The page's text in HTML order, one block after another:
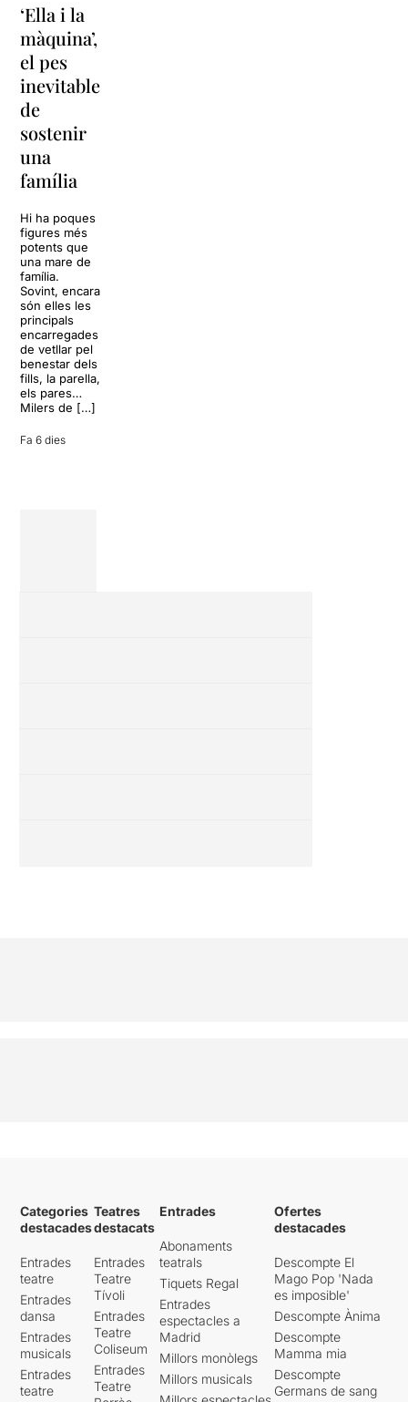
‘Ella i la
màquina’,
el pes
inevitable
de
sostenir
una
família
Hi ha poques
figures més
potents que
una mare de
família.
Sovint, encara
són elles les
principals
encarregades
de vetllar pel
benestar dels
fills, la parella,
els pares…
Milers de […]
Fa 6 dies
Categories
destacades
Entrades
teatre
Entrades
dansa
Entrades
musicals
Entrades
teatre
Teatres
destacats
Entrades
Teatre
Tívoli
Entrades
Teatre
Coliseum
Entrades
Teatre
Entrades
Abonaments
teatrals
Tiquets Regal
Entrades
espectacles a
Madrid
Millors monòlegs
Millors musicals
Ofertes
destacades
Descompte El
Mago Pop 'Nada
es imposible'
Descompte Ànima
Descompte
Mamma mia
Descompte
Germans de sang